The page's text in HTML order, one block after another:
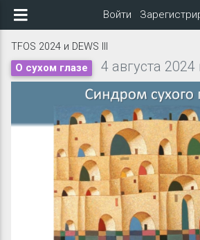
Войти
TFOS 2024 и DEWS III
О сухом глазе 4 августа 2024